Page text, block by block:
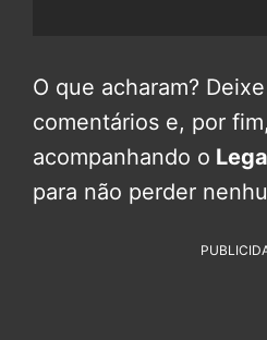
O que acharam?
comentários e, por
acompanhando o
para não perder